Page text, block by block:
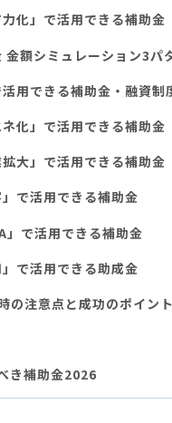
化」で活用できる補助金
金額シミュレーション3パ
用できる補助金・融資制
化」で活用できる補助金
大」で活用できる補助金
で活用できる補助金
」で活用できる補助金
で活用できる助成金
の注意点と成功のポイント
き補助金2026